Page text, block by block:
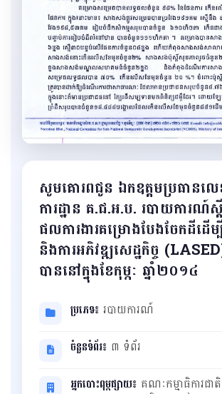
សូមគោរពជូន ឯកឧត្តមប្រធានល
ការដ្ឋាន គ.ជ.អ.ប. របាយការណ៍ស្
ផលការងារគម្រោងបែងចែកដីដើម្
និងការអភិវឌ្ឍសេដ្ឋកិច្ច
បាននៅក្នុងខែកុម្ភៈ​ ឆ្នាំ២០១៤
ប្រភេទ៖ របាយការណ៍
ចំនួនទំព័រ៖ ៣ ទំព័រ
អ្នកបោះពុម្ពផ្សាយ៖ គណៈកម្មាធិការជា